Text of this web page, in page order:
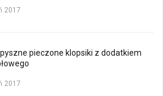
2017
pieczone klopsiki z dodatkiem
2017